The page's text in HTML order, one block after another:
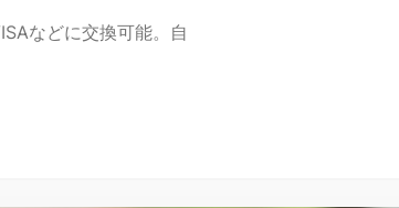
などに交換可能。自